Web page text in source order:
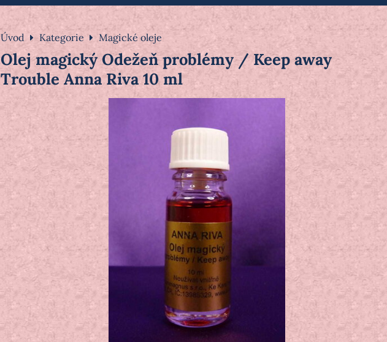
Úvod Kategorie Magické oleje
Olej magický Odežeň problémy / Keep away
Trouble Anna Riva 10 ml